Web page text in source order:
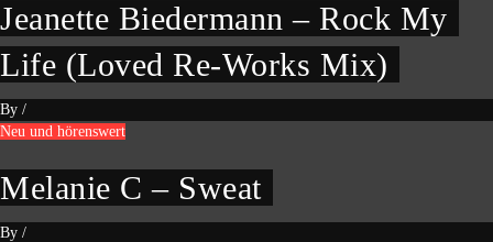
Jeanette Biedermann – Rock My
Life (Loved Re-Works Mix)
By /
Neu und hörenswert
Melanie C – Sweat
By /